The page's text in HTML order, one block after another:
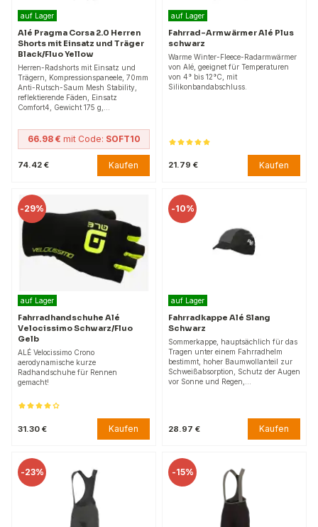
auf Lager
Alé Pragma Corsa 2.0 Herren
Shorts mit Einsatz und Träger
Black/Fluo Yellow
Herren-Radshorts mit Einsatz und
Trägern, Kompressionspaneele, 70mm
Anti-Rutsch-Saum Mesh Stability,
reflektierende Fäden, Einsatz
Comfort4, Gewicht 175 g,…
66.98 € mit Code: SOFT10
74.42 € Kaufen
auf Lager
Fahrrad-Armwärmer Alé Plus
schwarz
Warme Winter-Fleece-Radarmwärmer
von Alé, geeignet für Temperaturen
von 4° bis 12°C, mit
Silikonbandabschluss.
21.79 € Kaufen
-29%
auf Lager
Fahrradhandschuhe Alé
Velocissimo Schwarz/Fluo
Gelb
ALÉ Velocissimo Crono
aerodynamische kurze
Radhandschuhe für Rennen
gemacht!
31.30 € Kaufen
-10%
auf Lager
Fahrradkappe Alé Slang
Schwarz
Sommerkappe, hauptsächlich für das
Tragen unter einem Fahrradhelm
bestimmt, hoher Baumwollanteil zur
Schweißabsorption, Schutz der Augen
vor Sonne und Regen,…
28.97 € Kaufen
-23% -15%